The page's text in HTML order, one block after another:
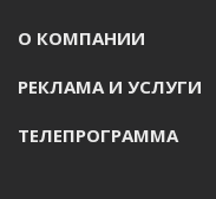
О КОМПАНИИ
РЕКЛАМА И УСЛУГИ
ТЕЛЕПРОГРАММА